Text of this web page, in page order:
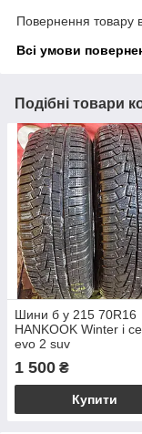
Повернення товару
Всі умови
Подібні товари
Шини б у 215 70R16
HANKOOK Winter i
evo 2 suv
1 500 ₴
Купити